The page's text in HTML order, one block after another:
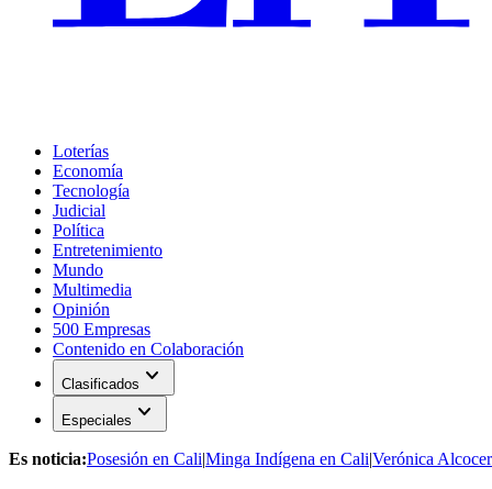
Loterías
Economía
Tecnología
Judicial
Política
Entretenimiento
Mundo
Multimedia
Opinión
500 Empresas
Contenido en Colaboración
Clasificados expand_more
Especiales expand_more
Es noticia:Posesión en Cali|Minga Indígena en Cali|Verónica Alcocer